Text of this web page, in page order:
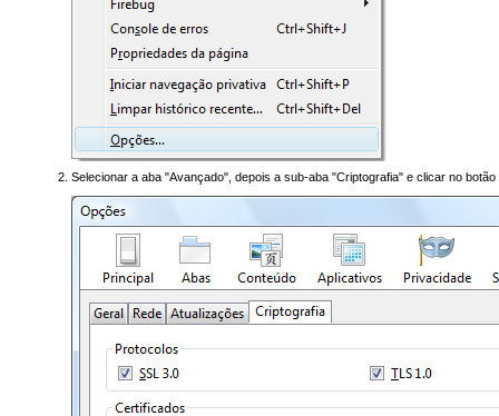
Selecionar a aba "Avançado", depois a sub-aba "Criptografia" e clicar no